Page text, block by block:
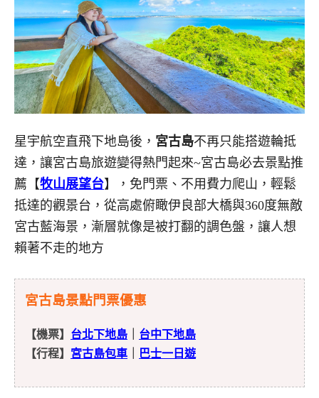
星宇航空直飛下地島後， 宮古島不再只能搭遊輪抵
達，讓宮古島旅遊變得熱門起來~宮古島必去景點推
薦【牧山展望台】，免門票、不用費力爬山，輕鬆
抵達的觀景台，從高處俯瞰伊良部大橋與360度無敵
宮古藍海景，漸層就像是被打翻的調色盤，讓人想
賴著不走的地方
宮古島景點門票優惠
【機票】 台北下地島
台中下地島
【行程】 宮古島包車 巴士一日遊